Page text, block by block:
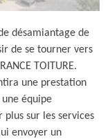
désamiantage de
de se tourner vers
TOITURE.
une prestation
équipe
plus sur les services
envoyer un